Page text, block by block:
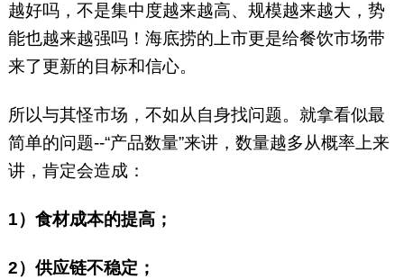
越好吗，不是集中度越来越高、规模越来越大，势
能也越来越强吗！海底捞的上市更是给餐饮市场带
来了更新的目标和信心。
所以与其怪市场，不如从自身找问题。就拿看似最
简单的问题--“产品数量”来讲，数量越多从概率上来
讲，肯定会造成：
1）食材成本的提高；
2）供应链不稳定；